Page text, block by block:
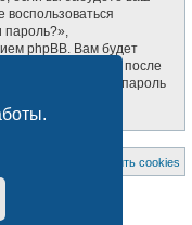
пароль?»,
phpBB. Вам будет
и ваш адрес email, после
вам новый пароль
Удалить cookies